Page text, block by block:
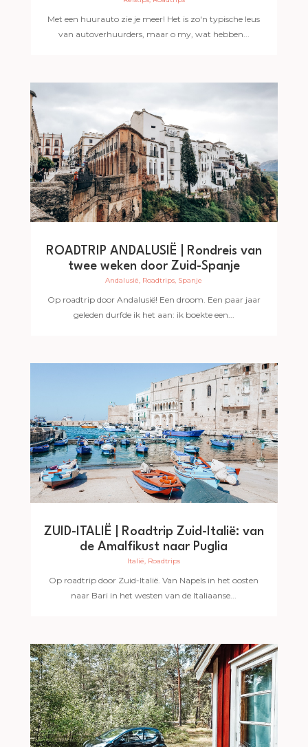
Met een huurauto zie je meer! Het is zo'n typische leus
van autoverhuurders, maar o my, wat hebben...
ROADTRIP ANDALUSIË | Rondreis van
twee weken door Zuid-Spanje
Andalusië, Roadtrips, Spanje
Op roadtrip door Andalusië! Een droom. Een paar jaar
geleden durfde ik het aan: ik boekte een...
ZUID-ITALIË | Roadtrip Zuid-Italië: van
de Amalfikust naar Puglia
Italië, Roadtrips
Op roadtrip door Zuid-Italië. Van Napels in het oosten
naar Bari in het westen van de Italiaanse...